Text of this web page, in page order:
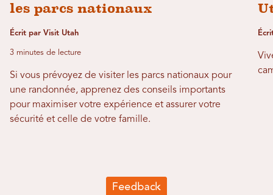
les parcs nationaux
Écrit par Visit Utah
3 minutes de lecture
Si vous prévoyez de visiter les parcs nationaux pour
une randonnée, apprenez des conseils importants
pour maximiser votre expérience et assurer votre
sécurité et celle de votre famille.